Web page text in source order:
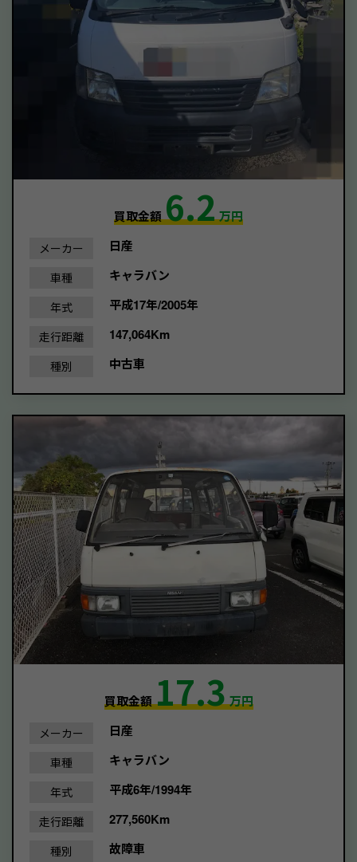
買取金額6.2万円
メーカー 日産
車種 キャラバン
年式 平成17年/2005年
走行距離 147,064Km
種別 中古車
買取金額17.3万円
メーカー 日産
車種 キャラバン
年式 平成6年/1994年
走行距離 277,560Km
種別 故障車